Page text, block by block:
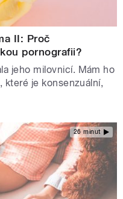
II: Proč
pornografii?
jeho milovnicí. Mám ho
které je konsenzuální,
26 minut